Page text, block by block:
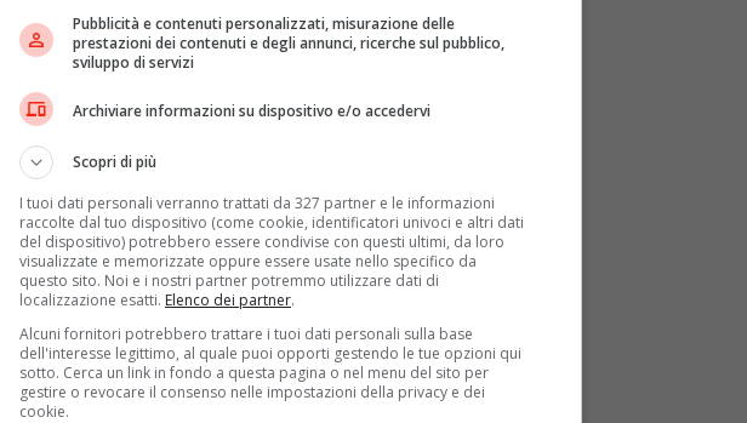
un inizio di stagione piuttosto problematico il rider
italiani, con una competizione degna di essere
Pubblicità e contenuti personalizzati, misurazione delle
prestazioni dei contenuti e degli annunci, ricerche sul pubblico,
sviluppo di servizi
Archiviare informazioni su dispositivo e/o accedervi
Scopri di più
I tuoi dati personali verranno trattati da 327 partner e le informazioni
raccolte dal tuo dispositivo (come cookie, identificatori univoci e altri dati
del dispositivo) potrebbero essere condivise con questi ultimi, da loro
visualizzate e memorizzate oppure essere usate nello specifico da
questo sito. Noi e i nostri partner potremmo utilizzare dati di
localizzazione esatti. Elenco dei partner.
Alcuni fornitori potrebbero trattare i tuoi dati personali sulla base
dell'interesse legittimo, al quale puoi opporti gestendo le tue opzioni qui
sotto. Cerca un link in fondo a questa pagina o nel menu del sito per
gestire o revocare il consenso nelle impostazioni della privacy e dei
cookie.